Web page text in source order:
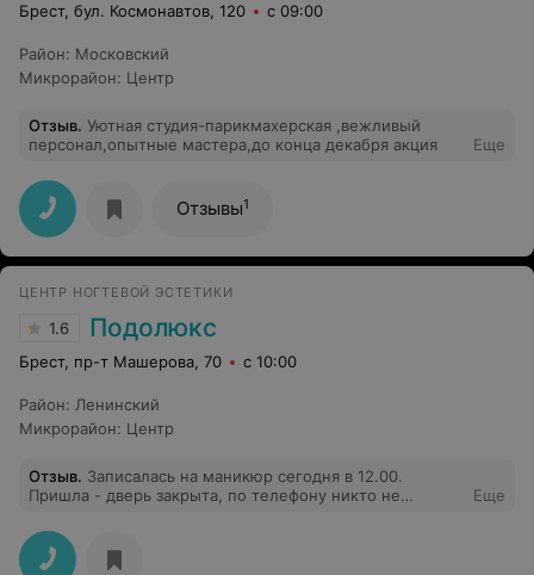
Брест, бул. Космонавтов, 120 с 09:00
Район: Московский
Микрорайон: Центр
Отзыв. Уютная студия-парикмахерская ,вежливый
персонал,опытные мастера,до конца декабря акция
Еще
Отзывы1
ЦЕНТР НОГТЕВОЙ ЭСТЕТИКИ
1.6 Подолюкс
Брест, пр-т Машерова, 70 с 10:00
Район: Ленинский
Микрорайон: Центр
Отзыв. Записалась на маникюр сегодня в 12.00.
Пришла - дверь закрыта, по телефону никто не
я. Спасибо за обалденный сервис, пойду запишусь в
другое место, где в рабочее время работают.
Еще